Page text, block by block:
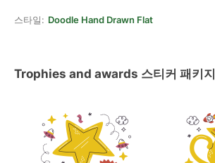
스타일: Doodle Hand Drawn Flat
Trophies and awards 스티커 패키지